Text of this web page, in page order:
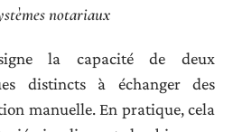
notariaux
la capacité de deux
distincts à échanger des
manuelle. En pratique, cela